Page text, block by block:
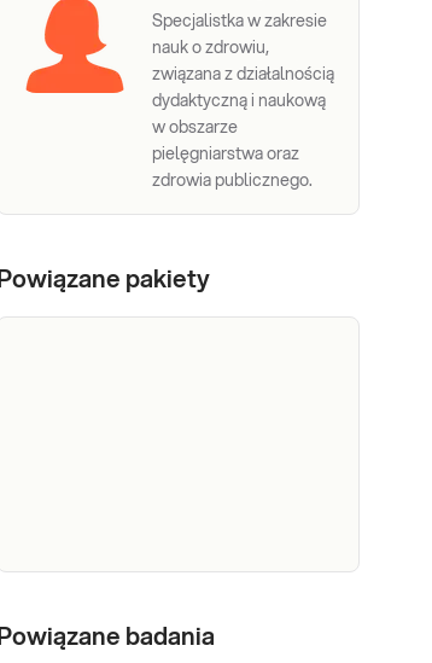
Specjalistka w zakresie
nauk o zdrowiu,
związana z działalnością
dydaktyczną i naukową
w obszarze
pielęgniarstwa oraz
zdrowia publicznego.
Powiązane pakiety
badanie
Dedykowany dla: Kobiet,
Powiązane badania